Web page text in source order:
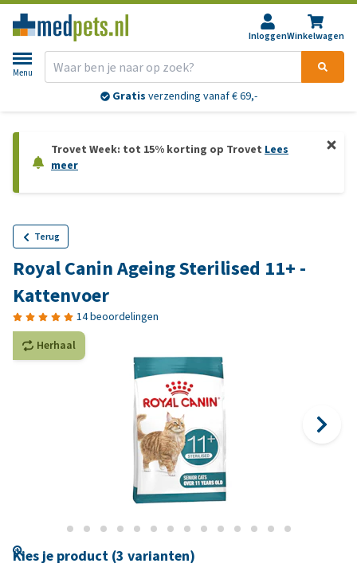
InloggenWinkelwagen
Menu
Gratis verzending vanaf € 69,-
Trovet Week: tot 15% korting op Trovet Lees
meer
Terug
Royal Canin Ageing Sterilised 11+ -
Kattenvoer
14 beoordelingen
Herhaal
Kies je product (3 varianten)